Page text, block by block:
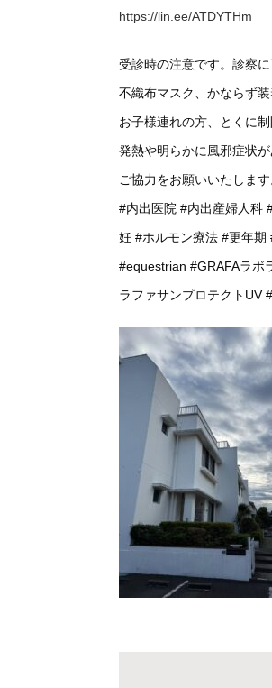
https://lin.ee/ATDYTHm
受診時の注意です。診察
不織布マスク、かならず装
お子様連れの方、とくに
発熱や明らかに風邪症状
ご協力をお願いいたします
#内出医院 #内出産婦人科
妊 #ホルモン療法 #更年期
#equestrian #GRAFAラボ
ラファサンプロテクトUV